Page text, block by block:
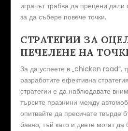
играчът трябва да прецени дали
за да събере повече точки.
СТРАТЕГИИ ЗА
ПЕЧЕЛЕНЕ НА
За да успеете в „chicken road“,
разработите ефективна
стратегии е да наблюдавате
търсите празнини между
опитвайте да пресичате твърде
бавно, тъй като и двете могат да